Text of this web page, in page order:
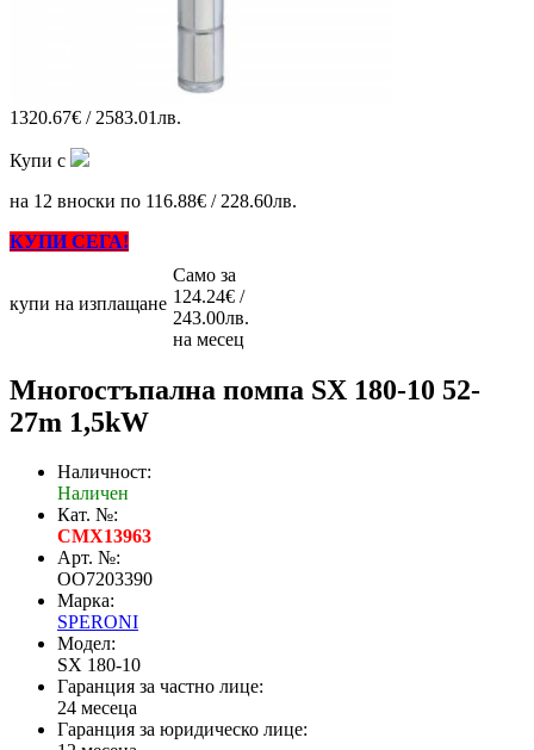
1320.67€ / 2583.01лв.
Купи с
на 12 вноски по 116.88€ / 228.60лв.
КУПИ СЕГА!
купи на изплащане
Само за
124.24€ /
243.00лв.
на месец
Mногостъпална помпа SX 180-10 52-
27m 1,5kW
Наличност:
Наличен
Кат. №:
CMX13963
Арт. №:
OO7203390
Марка:
SPERONI
Модел:
SX 180-10
Гаранция за частно лице:
24 месеца
Гаранция за юридическо лице: